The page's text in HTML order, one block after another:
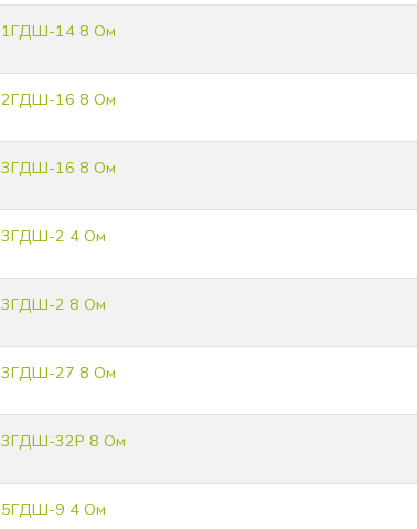
1ГДШ-14 8 Ом
2ГДШ-16 8 Ом
3ГДШ-16 8 Ом
3ГДШ-2 4 Ом
3ГДШ-2 8 Ом
3ГДШ-27 8 Ом
3ГДШ-32Р 8 Ом
5ГДШ-9 4 Ом